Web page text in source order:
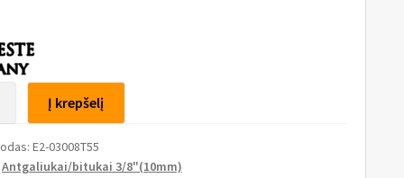
Į krepšelį
E2-03008T55
Antgaliukai/bitukai 3/8"(10mm)